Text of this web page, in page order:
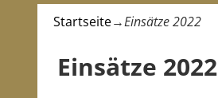
Startseite→Einsätze 2022
Einsätze 2022